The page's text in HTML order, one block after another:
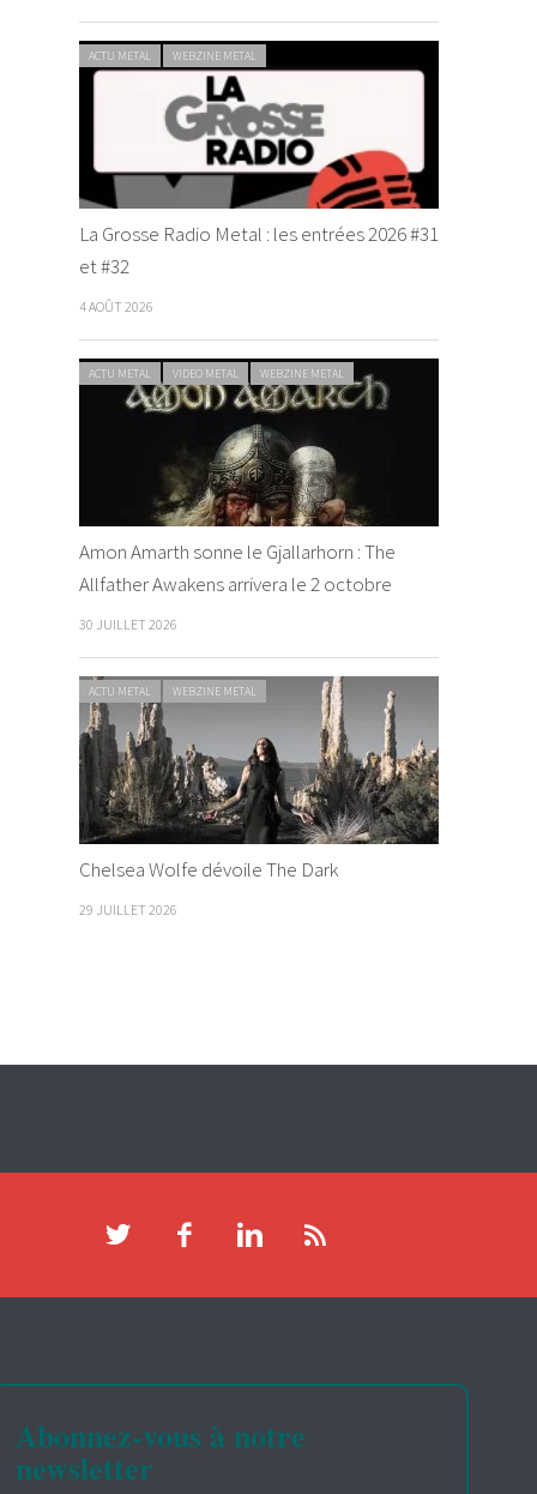
ACTU METAL WEBZINE METAL
La Grosse Radio Metal : les entrées 2026 #31
et #32
4 AOÛT 2026
ACTU METAL VIDEO METAL WEBZINE METAL
Amon Amarth sonne le Gjallarhorn : The
Allfather Awakens arrivera le 2 octobre
30 JUILLET 2026
ACTU METAL WEBZINE METAL
Chelsea Wolfe dévoile The Dark
29 JUILLET 2026
Abonnez-vous à notre
newsletter